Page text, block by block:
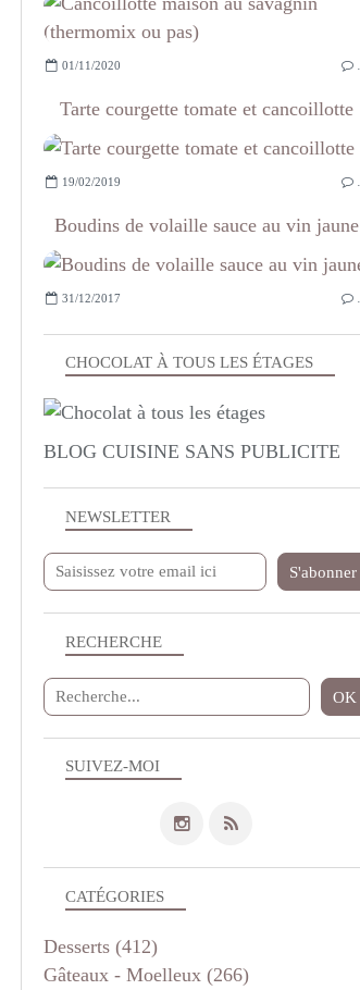
NEWSLETTER
SUIVEZ-MOI
RECHERCHE
CHOCOLAT À TOUS LES ÉTAGES
BLOG CUISINE SANS PUBLICITE
01/11/2020
Tarte courgette tomate et cancoillotte
19/02/2019
Boudins de volaille sauce au vin jaune
31/12/2017
CATÉGORIES
Desserts (412)
Gâteaux - Moelleux (266)